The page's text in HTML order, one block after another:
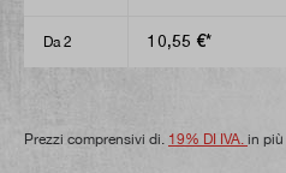
Da 2 10,55 €*
Prezzi comprensivi di. 19% DI IVA. in più